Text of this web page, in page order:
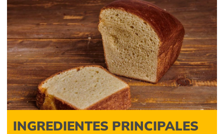
INGREDIENTES PRINCIPALES